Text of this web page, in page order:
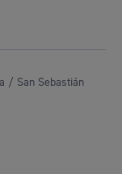
/ San Sebastián